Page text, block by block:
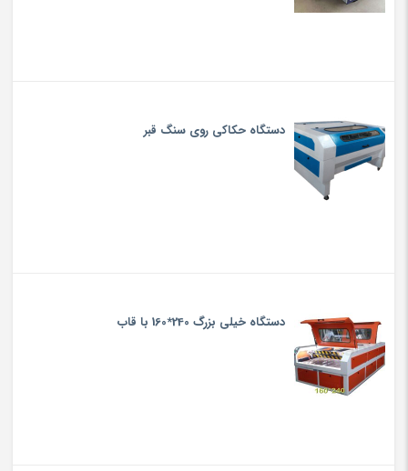
دستگاه حکاکی روی سنگ قبر
دستگاه خیلی بزرگ 240*160 با قاب